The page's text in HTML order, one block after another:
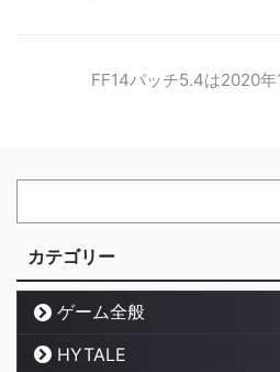
FF14パッチ5.4は2020
カテゴリー
ゲーム全般
HYTALE